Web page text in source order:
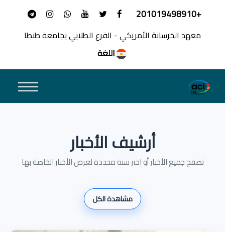
+201019498910
معهد الخرسانة الأمريكي - الفرع الطلابي بجامعة طنطا
اللغة
أرشيف الأخبار
تصفح جميع الأخبار أو اختر سنة محددة لعرض الأخبار الخاصة بها
مشاهدة الكل